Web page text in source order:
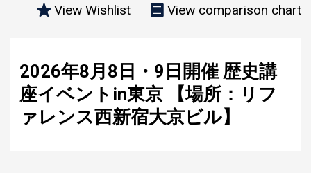
View Wishlist View comparison chart
2026年8月8日・9日開催 歴史講
座イベントin東京 【場所：リフ
ァレンス西新宿大京ビル】